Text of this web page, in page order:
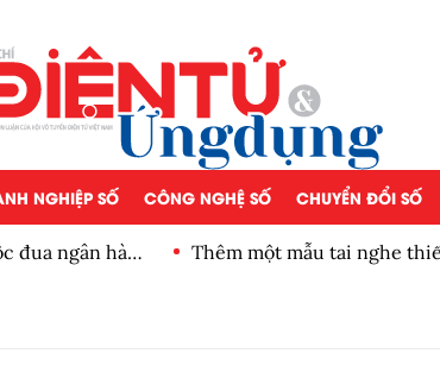
NGHIỆP SỐ CÔNG NGHỆ SỐ CHUYỂN ĐỔI SỐ
đua ngân hàng
Thêm một mẫu tai nghe